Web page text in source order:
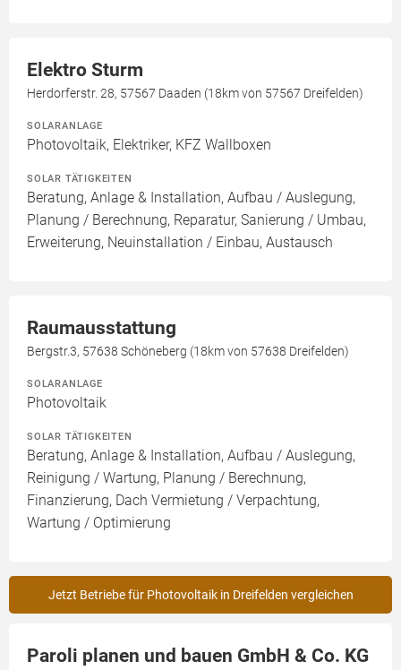
Elektro Sturm
Herdorferstr. 28, 57567 Daaden (18km von 57567 Dreifelden)
SOLARANLAGE
Photovoltaik, Elektriker, KFZ Wallboxen
SOLAR TÄTIGKEITEN
Beratung, Anlage & Installation, Aufbau / Auslegung,
Planung / Berechnung, Reparatur, Sanierung / Umbau,
Erweiterung, Neuinstallation / Einbau, Austausch
Raumausstattung
Bergstr.3, 57638 Schöneberg (18km von 57638 Dreifelden)
SOLARANLAGE
Photovoltaik
SOLAR TÄTIGKEITEN
Beratung, Anlage & Installation, Aufbau / Auslegung,
Reinigung / Wartung, Planung / Berechnung,
Finanzierung, Dach Vermietung / Verpachtung,
Wartung / Optimierung
Jetzt Betriebe für Photovoltaik in Dreifelden vergleichen
Paroli planen und bauen GmbH & Co. KG